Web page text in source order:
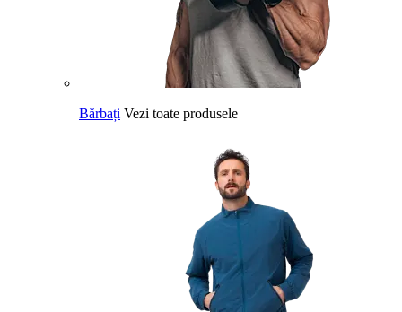
Bărbați Vezi toate produsele